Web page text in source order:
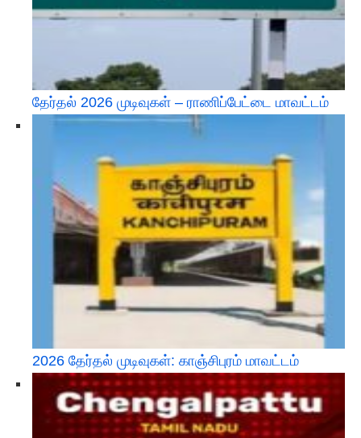
தேர்தல் 2026 முடிவுகள் – ராணிப்பேட்டை மாவட்டம்
2026 தேர்தல் முடிவுகள்: காஞ்சிபுரம் மாவட்டம்